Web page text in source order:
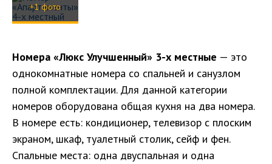
+1 фото
Номера «Люкс Улучшенный» 3-х местные — это
однокомнатные номера со спальней и санузлом
полной комплектации. Для данной категории
номеров оборудована общая кухня на два номера.
В номере есть: кондиционер, телевизор с плоским
экраном, шкаф, туалетный столик, сейф и фен.
Спальные места: одна двуспальная и одна